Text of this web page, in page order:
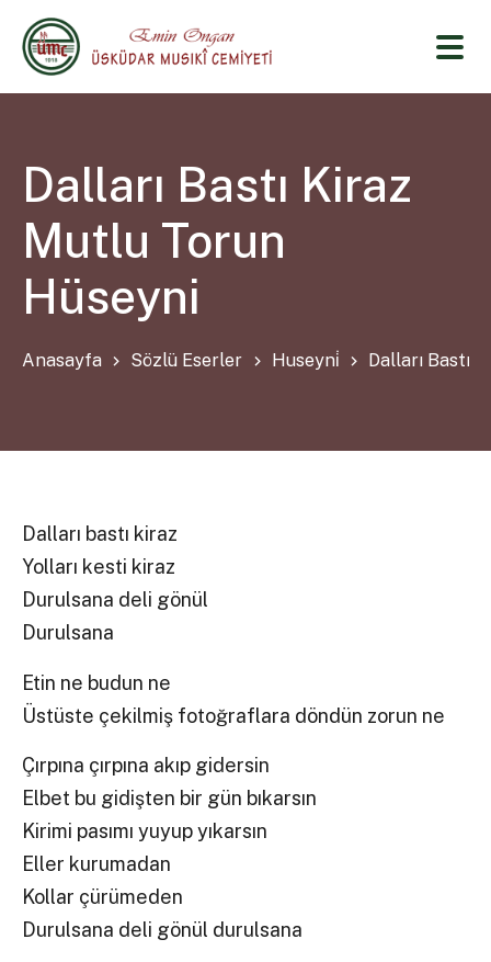
Dalları Bastı Kiraz
Mutlu Torun
Hüseyni
Anasayfa Sözlü Eserler Huseyni̇ Dalları Bastı
Dalları bastı kiraz
Yolları kesti kiraz
Durulsana deli gönül
Durulsana
Etin ne budun ne
Üstüste çekilmiş fotoğraflara döndün zorun ne
Çırpına çırpına akıp gidersin
Elbet bu gidişten bir gün bıkarsın
Kirimi pasımı yuyup yıkarsın
Eller kurumadan
Kollar çürümeden
Durulsana deli gönül durulsana